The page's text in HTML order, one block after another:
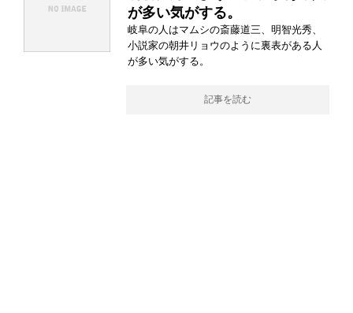
が多い気がする。
岐阜の人はマムシの斎藤道三、明智光秀、
小説家の朝井リョウのように裏表がある人
が多い気がする。
記事を読む